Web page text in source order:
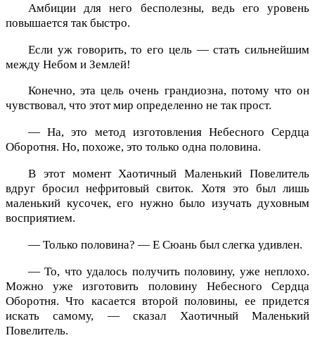
Амбиции для него бесполезны, ведь его уровень
повышается так быстро.
Если уж говорить, то его цель — стать сильнейшим
между Небом и Землей!
Конечно, эта цель очень грандиозна, потому что он
чувствовал, что этот мир определенно не так прост.
— На, это метод изготовления Небесного Сердца
Оборотня. Но, похоже, это только одна половина.
В этот момент Хаотичный Маленький Повелитель
вдруг бросил нефритовый свиток. Хотя это был лишь
маленький кусочек, его нужно было изучать духовным
восприятием.
— Только половина? — Е Сюань был слегка удивлен.
— То, что удалось получить половину, уже неплохо.
Можно уже изготовить половину Небесного Сердца
Оборотня. Что касается второй половины, ее придется
искать самому, — сказал Хаотичный Маленький
Повелитель.